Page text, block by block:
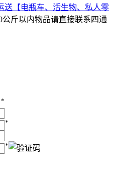
送【电瓶车、活生物、私人零
公斤以内物品请直接联系四通
*
*
*